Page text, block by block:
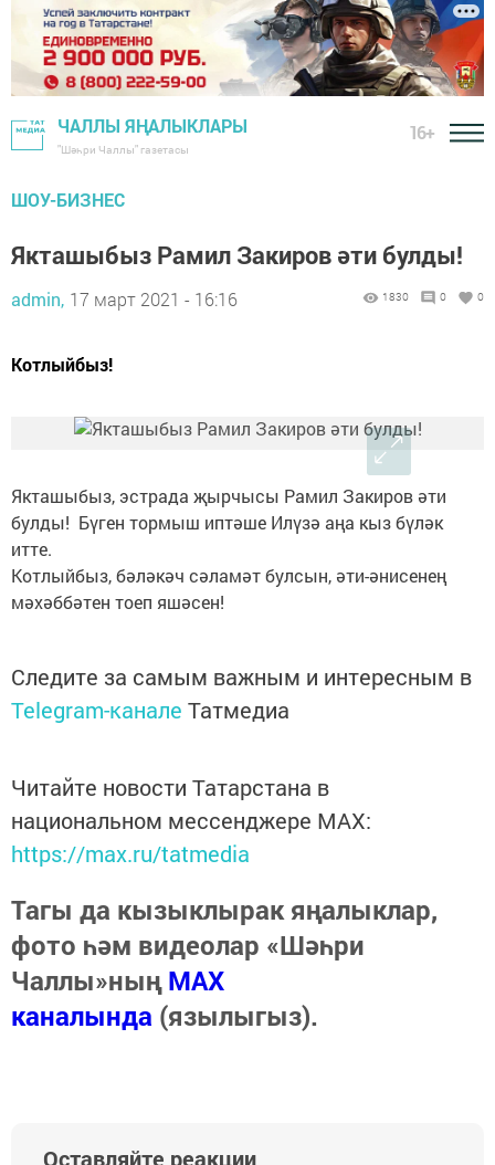
ЧАЛЛЫ ЯҢАЛЫКЛАРЫ
"Шәһри Чаллы" газетасы
16+
ШОУ-БИЗНЕС
Якташыбыз Рамил Закиров әти булды!
admin, 17 март 2021 - 16:16 1830 0 0
Котлыйбыз!
Якташыбыз, эстрада җырчысы Рамил Закиров әти
булды! Бүген тормыш иптәше Илүзә аңа кыз бүләк
итте.
Котлыйбыз, бәләкәч сәламәт булсын, әти-әнисенең
мәхәббәтен тоеп яшәсен!
Следите за самым важным и интересным в
Telegram-канале Татмедиа
Читайте новости Татарстана в
национальном мессенджере MАХ:
https://max.ru/tatmedia
Тагы да кызыклырак яңалыклар,
фото һәм видеолар «Шәһри
Чаллы»ныңMAX
каналында (язылыгыз).
Оставляйте реакции